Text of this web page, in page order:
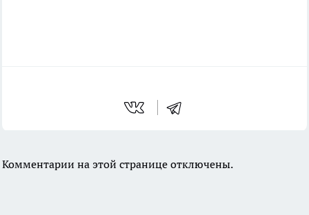
Комментарии на этой странице отключены.